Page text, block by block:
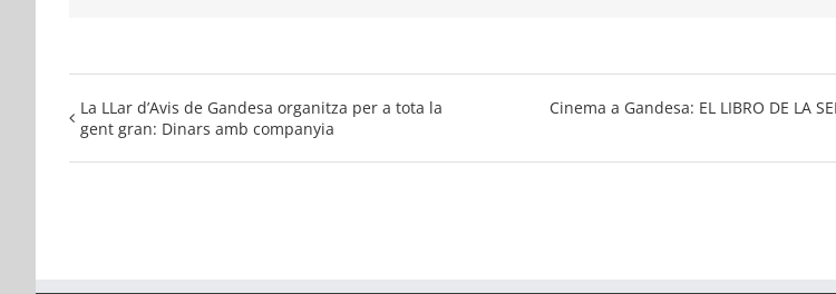
La LLar d’Avis de Gandesa organitza per a tota la
gent gran: Dinars amb companyia
Cinema a Gandesa: EL LIBRO DE LA